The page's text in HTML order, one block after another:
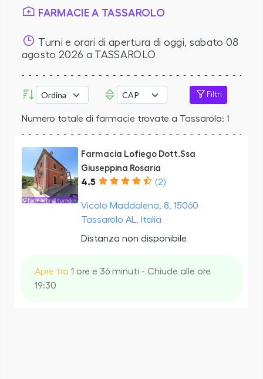
FARMACIE A TASSAROLO
Turni e orari di apertura di oggi, sabato 08
agosto 2026 a TASSAROLO
Filtri
Numero totale di farmacie trovate a Tassarolo: 1
Farmacia Lofiego Dott.Ssa
Giuseppina Rosaria
4.5 (2)
Vicolo Maddalena, 8, 15060
Tassarolo AL, Italia
Distanza non disponibile
Apre tra 1 ore e 36 minuti - Chiude alle ore
19:30